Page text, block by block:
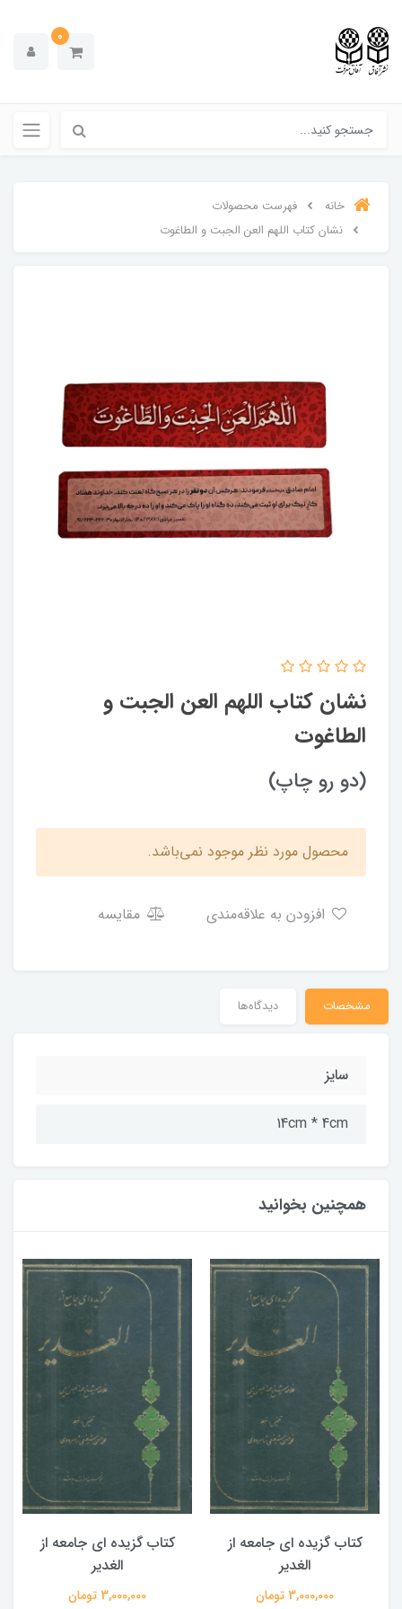
0
خانه
فهرست محصولات
نشان کتاب اللهم العن الجبت و الطاغوت
نشان کتاب اللهم العن الجبت و
الطاغوت
(دو رو چاپ)
محصول مورد نظر موجود نمی‌باشد.
مقایسه
مشخصات دیدگاه‌ها
سایز
14cm * 4cm
همچنین بخوانید
کتاب گزیده ای جامعه از
الغدیر
3,000,000 تومان
کتاب گزیده ای جامعه از
الغدیر
3,000,000 تومان